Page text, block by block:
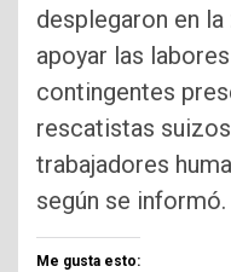
desplegaron en
apoyar las
contingentes
rescatistas
trabajadores
según se informó.
Me gusta esto: